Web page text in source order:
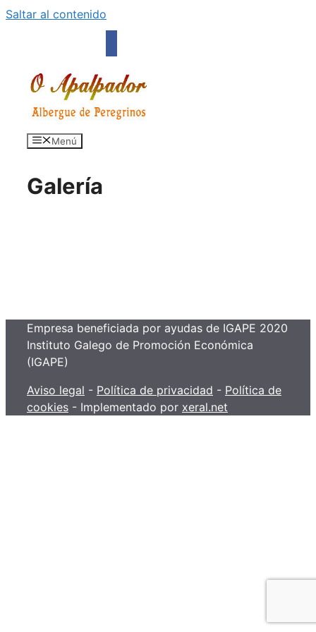
Saltar al contenido
Menú
Galería
Empresa beneficiada por ayudas de IGAPE 2020
Instituto Galego de Promoción Económica
(IGAPE)
Aviso legal - Política de privacidad - Política de
cookies - Implementado por xeral.net